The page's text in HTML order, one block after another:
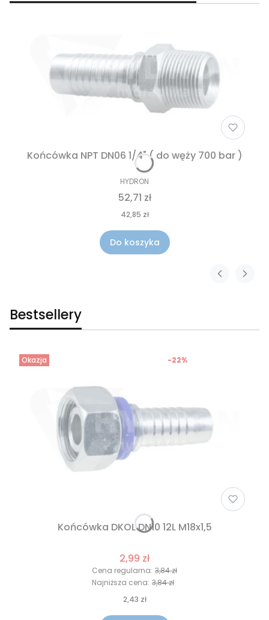
Końcówka NPT DN06 1/4" ( do węży 700 bar )
HYDRON
52,71 zł
42,85 zł
Do koszyka
Bestsellery
Okazja
Końcówka DKOL DN10 12L M18x1,5
2,99 zł
Cena regularna: 3,84 zł
-22%
Najniższa cena: 3,84 zł
2,43 zł